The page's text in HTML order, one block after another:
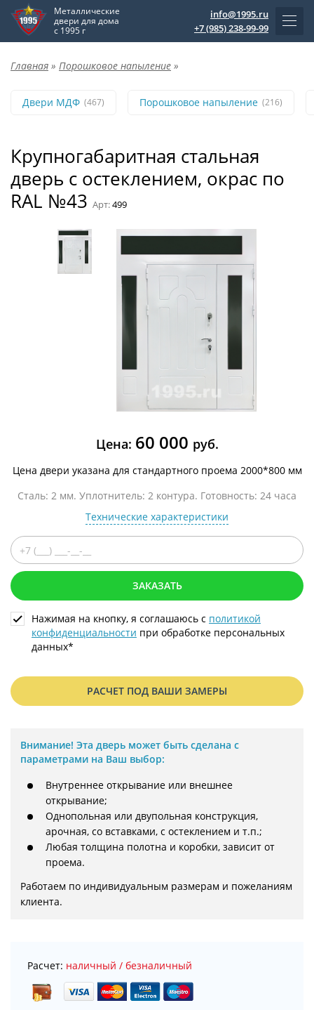
Металлические
двери для дома
с 1995 г
info@1995.ru
+7 (985) 238-99-99
Главная » Порошковое напыление »
Двери МДФ (467) Порошковое напыление (216)
Крупногабаритная стальная
дверь с остеклением, окрас по
RAL №43 Арт:499
Цена: 60 000 руб.
Цена двери указана для стандартного проема 2000*800 мм
Сталь: 2 мм. Уплотнитель: 2 контура. Готовность: 24 часа
Технические характеристики
ЗАКАЗАТЬ
Нажимая на кнопку, я соглашаюсь с политикой
конфиденциальности при обработке персональных
данных*
РАСЧЕТ ПОД ВАШИ ЗАМЕРЫ
Внимание! Эта дверь может быть сделана с
параметрами на Ваш выбор:
Внутреннее открывание или внешнее
открывание;
Однопольная или двупольная конструкция,
арочная, со вставками, с остеклением и т.п.;
Любая толщина полотна и коробки, зависит от
проема.
Работаем по индивидуальным размерам и пожеланиям
клиента.
Расчет: наличный / безналичный